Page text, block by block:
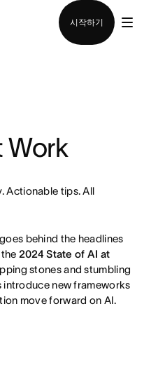
시작하기
Work
Actionable tips. All
behind the headlines
2024 State of AI at
stones and stumbling
new frameworks
move forward on AI.